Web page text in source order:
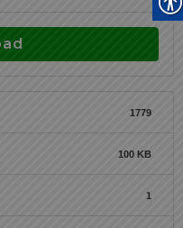
1779
100 KB
1